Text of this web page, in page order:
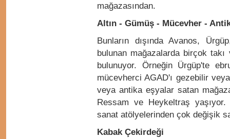
mağazasından.
Altın - Gümüş - Mücevher -
Bunların dışında Avanos,
bulunan mağazalarda birçok
bulunuyor. Örneğin Ürgüp'te
mücevherci AGAD'ı gezebilir
veya antika eşyalar satan
Ressam ve Heykeltraş
sanat atölyelerinden çok değişik
Kabak Çekirdeği